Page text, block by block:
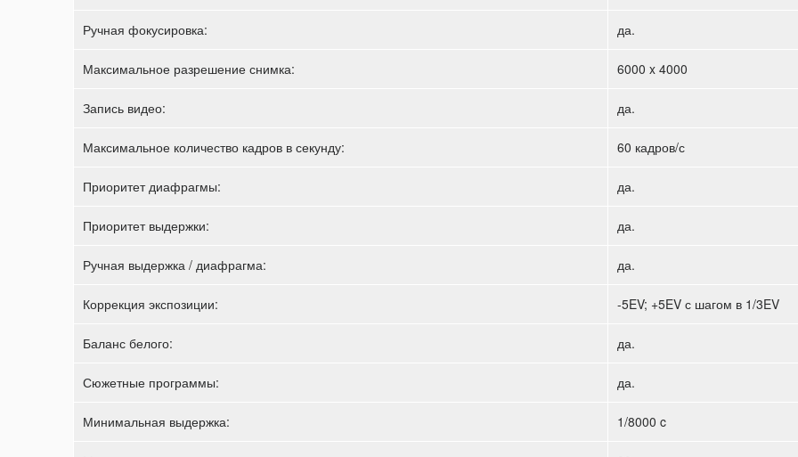
Ручная фокусировка: да.
Максимальное разрешение снимка: 6000 x 4000
Запись видео: да.
Максимальное количество кадров в секунду: 60 кадров/с
Приоритет диафрагмы: да.
Приоритет выдержки: да.
Ручная выдержка / диафрагма: да.
Коррекция экспозиции: -5EV; +5EV с шагом в 1/3EV
Баланс белого: да.
Сюжетные программы: да.
Минимальная выдержка: 1/8000 c